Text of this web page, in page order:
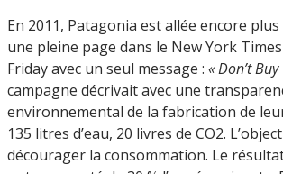
En 2011, Patagonia est allée encore
une pleine page dans le New York
Friday avec un seul message : « Don’t
campagne décrivait avec une
environnemental de la fabrication de
135 litres d’eau, 20 livres de CO2.
décourager la consommation. Le